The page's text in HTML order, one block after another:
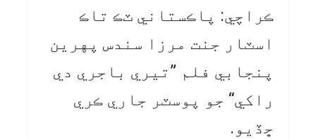
ڪراچي: پاڪستاني ٽڪ تاڪ
اسٽار جنت مرزا سندس پهرين
پنجابي فلم ”تيري باجري دي
راکي“ جو پوسٽر جاري ڪري
ڇڏيو.